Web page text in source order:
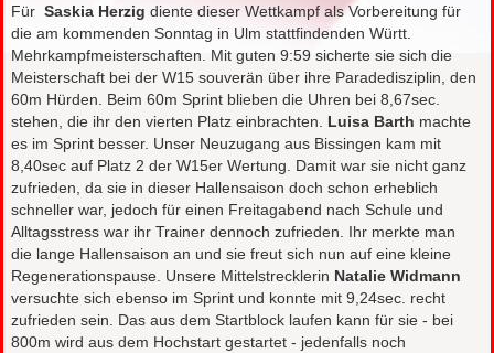
FürSaskia Herzig diente dieser Wettkampf als Vorbereitung für
die am kommenden Sonntag in Ulm stattfindenden Württ.
Mehrkampfmeisterschaften. Mit guten 9:59 sicherte sie sich die
Meisterschaft bei der W15 souverän über ihre Paradedisziplin, den
60m Hürden. Beim 60m Sprint blieben die Uhren bei 8,67sec.
stehen, die ihr den vierten Platz einbrachten. Luisa Barth machte
es im Sprint besser. Unser Neuzugang aus Bissingen kam mit
8,40sec auf Platz 2 der W15er Wertung. Damit war sie nicht ganz
zufrieden, da sie in dieser Hallensaison doch schon erheblich
schneller war, jedoch für einen Freitagabend nach Schule und
Alltagsstress war ihr Trainer dennoch zufrieden. Ihr merkte man
die lange Hallensaison an und sie freut sich nun auf eine kleine
Regenerationspause. Unsere Mittelstrecklerin Natalie Widmann
versuchte sich ebenso im Sprint und konnte mit 9,24sec. recht
zufrieden sein. Das aus dem Startblock laufen kann für sie - bei
800m wird aus dem Hochstart gestartet - jedenfalls noch